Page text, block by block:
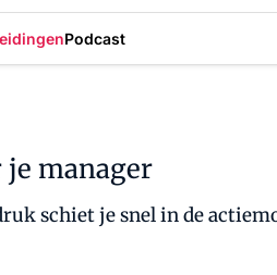
Podcast
je manager
schiet je snel in de